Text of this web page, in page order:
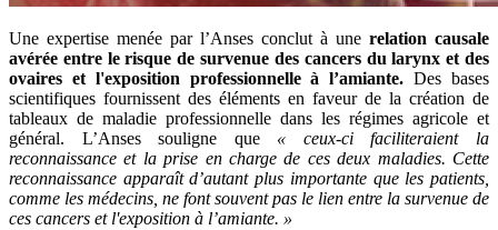
Une expertise menée par l’Anses conclut à une relation causale
avérée entre le risque de survenue des cancers du larynx et des
ovaires et l'exposition professionnelle à l’amiante. Des bases
scientifiques fournissent des éléments en faveur de la création de
tableaux de maladie professionnelle dans les régimes agricole et
général. L’Anses souligne que «
ceux-ci faciliteraient la
reconnaissance et la prise en charge de ces deux maladies. Cette
reconnaissance apparaît d’autant plus importante que les patients,
comme les médecins, ne font souvent pas le lien entre la survenue de
ces cancers et l'exposition à l’amiante. »